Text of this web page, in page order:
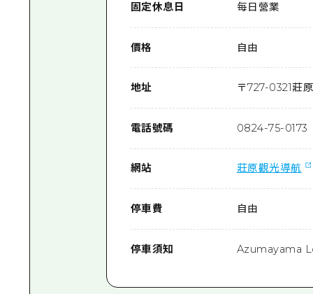
固定休息日 每日營業
價格 自由
地址 〒727-0321莊
電話號碼 0824-75-0173
網站 莊原觀光導航
停車費 自由
停車須知 Azumayama